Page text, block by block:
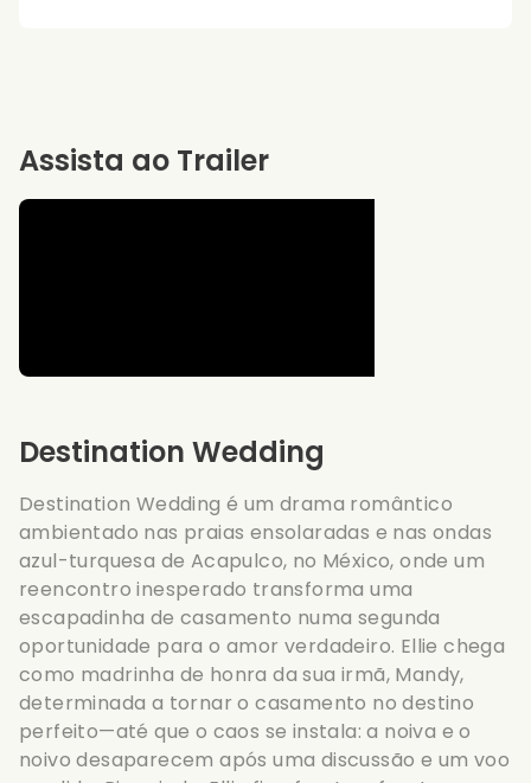
Destination Wedding
Destination Wedding é um drama romântico
ambientado nas praias ensolaradas e nas ondas
azul-turquesa de Acapulco, no México, onde um
reencontro inesperado transforma uma
escapadinha de casamento numa segunda
oportunidade para o amor verdadeiro. Ellie chega
como madrinha de honra da sua irmã, Mandy,
determinada a tornar o casamento no destino
perfeito—até que o caos se instala: a noiva e o
noivo desaparecem após uma discussão e um voo
Assista ao Trailer